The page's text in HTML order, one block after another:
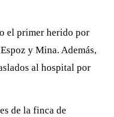
el primer herido por
y Mina. Además,
al hospital por
de la finca de